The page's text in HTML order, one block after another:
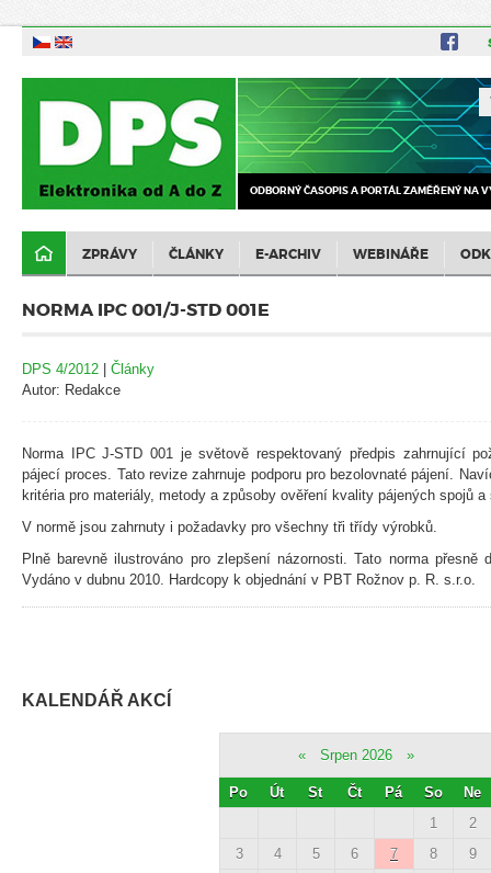
ODBORNÝ ČASOPIS A PORTÁL ZAMĚŘENÝ NA
ZPRÁVY ČLÁNKY E-ARCHIV WEBINÁŘE
NORMA IPC 001/J-STD 001E
DPS 4/2012 | Články
Autor: Redakce
Norma IPC J-STD 001 je světově respektovaný předpis zahrnující
pájecí proces. Tato revize zahrnuje podporu pro bezolovnaté pájení.
kritéria pro materiály, metody a způsoby ověření kvality pájených spojů a
V normě jsou zahrnuty i požadavky pro všechny tři třídy výrobků.
Plně barevně ilustrováno pro zlepšení názornosti. Tato norma přesně
Vydáno v dubnu 2010. Hardcopy k objednání v PBT Rožnov p. R. s.r.o.
KALENDÁŘ AKCÍ
« Srpen 2026 »
Po Út St Čt Pá So
Ne
1
2
3
4 5 6 7 8
9